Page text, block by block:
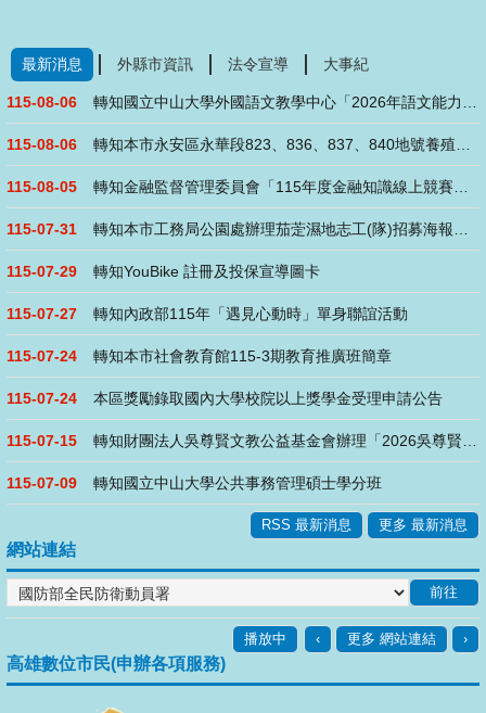
最新消息 外縣市資訊 法令宣導 大事紀
115-08-06
115-08-06
115-08-05
115-07-31
115-07-29 轉知YouBike 註冊及投保宣導圖卡
115-07-27 轉知內政部115年「遇見心動時」單身聯誼活動
115-07-24 轉知本市社會教育館115-3期教育推廣班簡章
115-07-24 本區獎勵錄取國內大學校院以上獎學金受理申請公告
115-07-15
115-07-09 轉知國立中山大學公共事務管理碩士學分班
RSS 最新消息 更多 最新消息
網站連結
播放中 ‹ 更多 網站連結 ›
高雄數位市民(申辦各項服務)